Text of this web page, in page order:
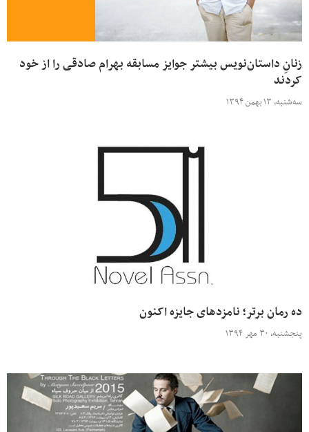
زنانِ داستان‌نویس بیشتر جوایز مسابقه بهرام صادقی را از خود
کردند
سه‌شنبه، ۱۳ بهمن ۱۳۹۴
ده رمان برتر؛ نامزدهای جایزه اکنون
پنجشنبه، ۳۰ مهر ۱۳۹۴